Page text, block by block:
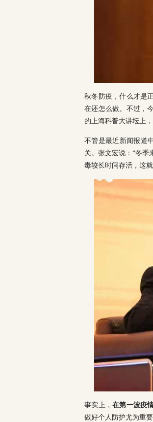
秋冬防疫，什么才是
在还怎么做。不过，
的上海科普大讲坛上
不管是最近新闻报道
关。张文宏说：“冬季
毒较长时间存活，这
事实上，在第一波疫
做好个人防护尤为重要